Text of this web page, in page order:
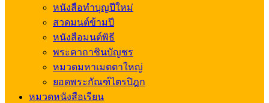
หนังสือทำบุญปีใหม่
สวดมนต์ข้ามปี
หนังสือมนต์พิธี
พระคาถาชินบัญชร
หมวดมหาเมตตาใหญ่
ยอดพระกัณฑ์ไตรปิฎก
หมวดหนังสือเรียน